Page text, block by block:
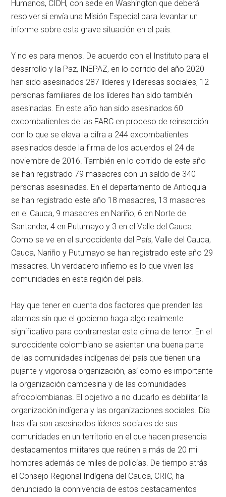
Humanos, CIDH, con sede en Washington que deberá
resolver si envía una Misión Especial para levantar un
informe sobre esta grave situación en el país.
Y no es para menos. De acuerdo con el Instituto para el
desarrollo y la Paz, INEPAZ, en lo corrido del año 2020
han sido asesinados 287 líderes y lideresas sociales, 12
personas familiares de los líderes han sido también
asesinadas. En este año han sido asesinados 60
excombatientes de las FARC en proceso de reinserción
con lo que se eleva la cifra a 244 excombatientes
asesinados desde la firma de los acuerdos el 24 de
noviembre de 2016. También en lo corrido de este año
se han registrado 79 masacres con un saldo de 340
personas asesinadas. En el departamento de Antioquia
se han registrado este año 18 masacres, 13 masacres
en el Cauca, 9 masacres en Nariño, 6 en Norte de
Santander, 4 en Putumayo y 3 en el Valle del Cauca.
Como se ve en el suroccidente del País, Valle del Cauca,
Cauca, Nariño y Putumayo se han registrado este año 29
masacres. Un verdadero infierno es lo que viven las
comunidades en esta región del país.
Hay que tener en cuenta dos factores que prenden las
alarmas sin que el gobierno haga algo realmente
significativo para contrarrestar este clima de terror. En el
suroccidente colombiano se asientan una buena parte
de las comunidades indígenas del país que tienen una
pujante y vigorosa organización, así como es importante
la organización campesina y de las comunidades
afrocolombianas. El objetivo a no dudarlo es debilitar la
organización indígena y las organizaciones sociales. Día
tras día son asesinados líderes sociales de sus
comunidades en un territorio en el que hacen presencia
destacamentos militares que reúnen a más de 20 mil
hombres además de miles de policías. De tiempo atrás
el Consejo Regional Indígena del Cauca, CRIC, ha
denunciado la connivencia de estos destacamentos